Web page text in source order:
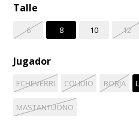
Talle
6 8 10 12
Jugador
ECHEVERRI COLIDIO BORJA
MASTANTUONO